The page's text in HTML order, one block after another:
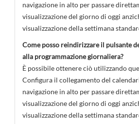
navigazione in alto per passare
visualizzazione del giorno di oggi
visualizzazione della settimana
Come posso reindirizzare il pulsante
alla programmazione giornaliera?
È possibile ottenere ciò utilizzando
Configura il collegamento del
navigazione in alto per passare
visualizzazione del giorno di oggi
visualizzazione della settimana